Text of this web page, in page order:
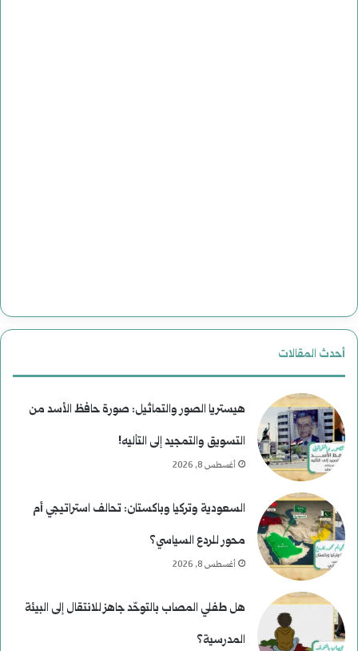
أحدث المقالات
هيستريا الصور والتماثيل: صورة حافظ الأسد من
التسويق والتمجيد إلى التأليه!
أغسطس 8, 2026
السعودية وتركيا وباكستان: تحالف استراتيجي أم
محور للردع السياسي؟
أغسطس 8, 2026
هل طفلي المصاب بالتوحّد جاهز للانتقال إلى البيئة
المدرسية؟